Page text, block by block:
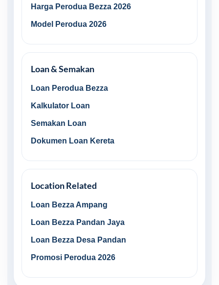
Harga Perodua Bezza 2026
Model Perodua 2026
Loan & Semakan
Loan Perodua Bezza
Kalkulator Loan
Semakan Loan
Dokumen Loan Kereta
Location Related
Loan Bezza Ampang
Loan Bezza Pandan Jaya
Loan Bezza Desa Pandan
Promosi Perodua 2026